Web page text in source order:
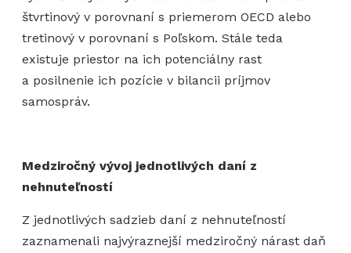
štvrtinový v porovnaní s priemerom OECD alebo
tretinový v porovnaní s Poľskom. Stále teda
existuje priestor na ich potenciálny rast
a posilnenie ich pozície v bilancii príjmov
samospráv.
Medziročný vývoj jednotlivých daní z
nehnuteľností
Z jednotlivých sadzieb daní z nehnuteľností
zaznamenali najvýraznejší medziročný nárast daň